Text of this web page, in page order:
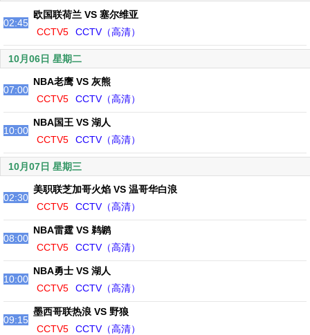
02:45
欧国联荷兰 VS 塞尔维亚
CCTV5
CCTV（高清）
10月06日 星期二
07:00
NBA老鹰 VS 灰熊
CCTV5
CCTV（高清）
10:00
NBA国王 VS 湖人
CCTV5
CCTV（高清）
10月07日 星期三
02:30
美职联芝加哥火焰 VS 温哥华白浪
CCTV5
CCTV（高清）
08:00
NBA雷霆 VS 鹈鹕
CCTV5
CCTV（高清）
10:00
NBA勇士 VS 湖人
CCTV5
CCTV（高清）
09:15
墨西哥联热浪 VS 野狼
CCTV5
CCTV（高清）